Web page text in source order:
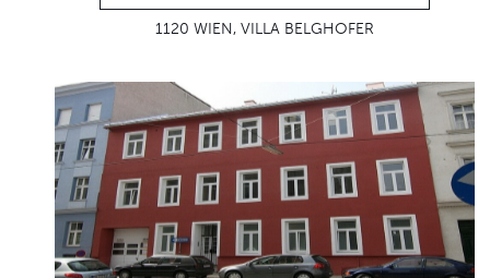
1120 WIEN, VILLA BELGHOFER